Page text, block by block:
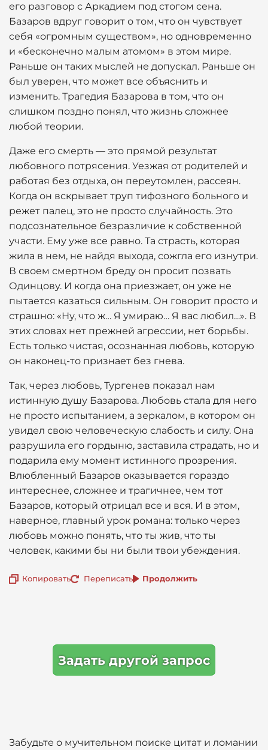
его разговор с Аркадием под стогом сена.
Базаров вдруг говорит о том, что он чувствует
себя «огромным существом», но одновременно
и «бесконечно малым атомом» в этом мире.
Раньше он таких мыслей не допускал. Раньше он
был уверен, что может все объяснить и
изменить. Трагедия Базарова в том, что он
слишком поздно понял, что жизнь сложнее
любой теории.
Даже его смерть — это прямой результат
любовного потрясения. Уезжая от родителей и
работая без отдыха, он переутомлен, рассеян.
Когда он вскрывает труп тифозного больного и
режет палец, это не просто случайность. Это
подсознательное безразличие к собственной
участи. Ему уже все равно. Та страсть, которая
жила в нем, не найдя выхода, сожгла его изнутри.
В своем смертном бреду он просит позвать
Одинцову. И когда она приезжает, он уже не
пытается казаться сильным. Он говорит просто и
страшно: «Ну, что ж… Я умираю… Я вас любил…». В
этих словах нет прежней агрессии, нет борьбы.
Есть только чистая, осознанная любовь, которую
он наконец-то признает без гнева.
Так, через любовь, Тургенев показал нам
истинную душу Базарова. Любовь стала для него
не просто испытанием, а зеркалом, в котором он
увидел свою человеческую слабость и силу. Она
разрушила его гордыню, заставила страдать, но и
подарила ему момент истинного прозрения.
Влюбленный Базаров оказывается гораздо
интереснее, сложнее и трагичнее, чем тот
Базаров, который отрицал все и вся. И в этом,
наверное, главный урок романа: только через
любовь можно понять, что ты жив, что ты
человек, какими бы ни были твои убеждения.
Копировать Переписать Продолжить
Задать другой запрос
Забудьте о мучительном поиске цитат и ломании